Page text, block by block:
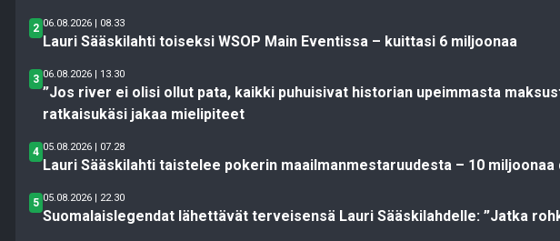
2 06.08.2026 | 08.33
Lauri Sääskilahti toiseksi WSOP Main Eventissa – kuittasi 6 miljoonaa
3 06.08.2026 | 13.30
”Jos river ei olisi ollut pata, kaikki puhuisivat historian upeimmasta
ratkaisukäsi jakaa mielipiteet
4 05.08.2026 | 07.28
Lauri Sääskilahti taistelee pokerin maailmanmestaruudesta – 10 miljoonaa
5 05.08.2026 | 22.30
Suomalaislegendat lähettävät terveisensä Lauri Sääskilahdelle: ”Jatka